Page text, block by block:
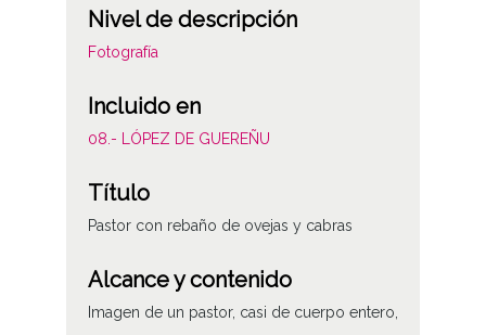
Nivel de descripción
Fotografía
Incluido en
08.- LÓPEZ DE GUEREÑU
Título
Pastor con rebaño de ovejas y cabras
Alcance y contenido
Imagen de un pastor, casi de cuerpo entero,